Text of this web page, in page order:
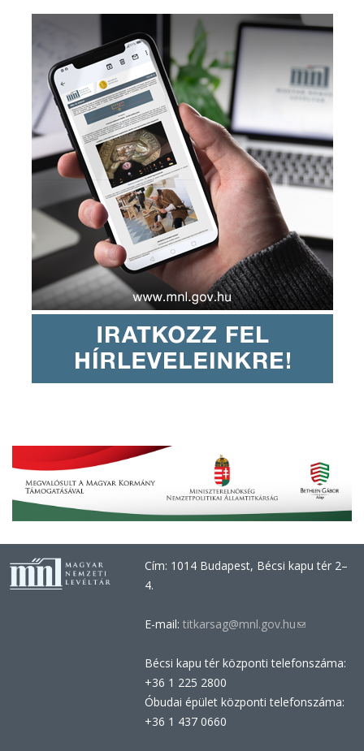
Cím: 1014 Budapest, Bécsi kapu tér 2–
4.
E-mail: titkarsag@mnl.gov.hu(link
e-
Bécsi kapu tér központi telefonszáma:
+36 1 225 2800
Óbudai épület központi telefonszáma:
+36 1 437 0660